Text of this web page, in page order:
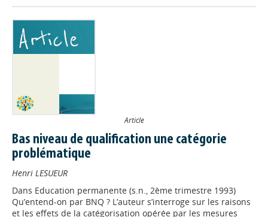
Article
Bas niveau de qualification une catégorie
problématique
Henri LESUEUR
Dans Education permanente (s.n., 2ème trimestre 1993)
Qu’entend-on par BNQ ? L’auteur s’interroge sur les raisons
et les effets de la catégorisation opérée par les mesures